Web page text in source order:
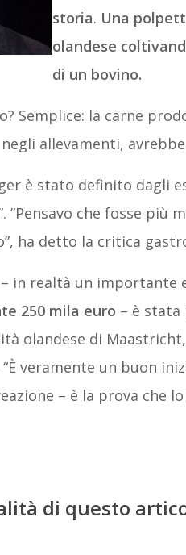
storia. Una
olandese
di un bovino.
Semplice: la carne
allevamenti,
è stato definito dagli
”Pensavo che fosse più
ha detto la critica
– in realtà un importante
250 mila euro – è
olandese di
veramente un buon
– è la prova che
di questo